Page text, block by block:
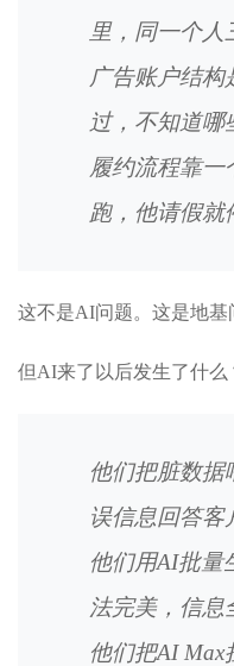
里，同一个人
广告账户结构
过，不知道哪
履约流程靠一
跑，他请假就
这不是AI问题。这是地基
但AI来了以后发生了什么
他们把脏数据
误信息回答客
他们用AI批量
法完美，信息
他们把AI